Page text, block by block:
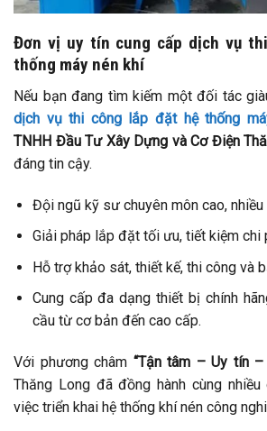
Đơn vị uy tín cung cấp dịch vụ
thống máy nén khí
Nếu bạn đang tìm kiếm một đối tác
dịch vụ thi công lắp đặt hệ thống
TNHH Đầu Tư Xây Dựng và Cơ Điện
đáng tin cậy.
Đội ngũ kỹ sư chuyên môn cao, nhiều
Giải pháp lắp đặt tối ưu, tiết kiệm chi
Hỗ trợ khảo sát, thiết kế, thi công và
Cung cấp đa dạng thiết bị chính
cầu từ cơ bản đến cao cấp.
Với phương châm “Tận tâm – Uy tín –
Thăng Long đã đồng hành cùng nhiều
việc triển khai hệ thống khí nén công